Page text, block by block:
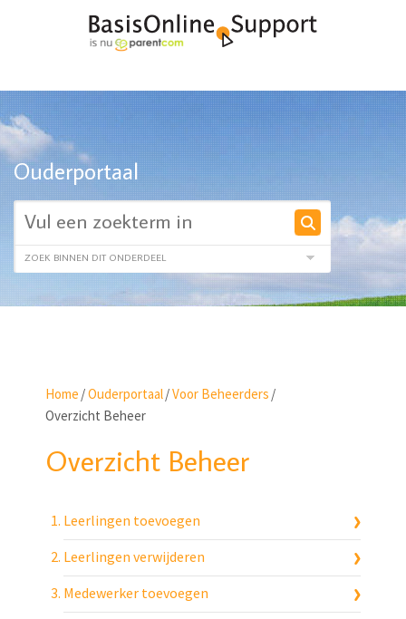
Ouderportaal
Home /Ouderportaal/Voor Beheerders /
Overzicht Beheer
Overzicht Beheer
Leerlingen toevoegen
Leerlingen verwijderen
Medewerker toevoegen